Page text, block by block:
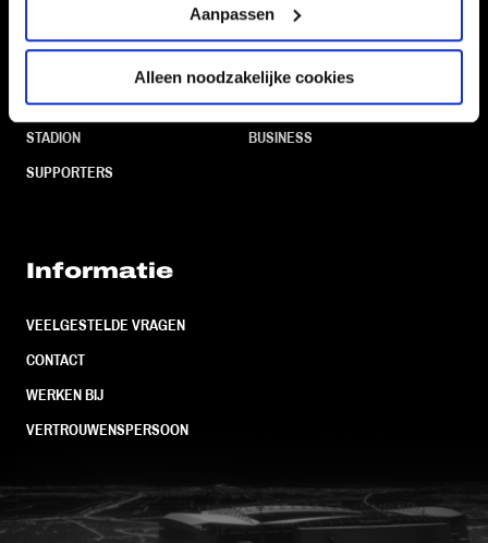
Aanpassen
Alleen noodzakelijke cookies
Navigeer naar
TEAMS
STADION
SUPPORTERS
FOUNDATION
KAARTVERKOOP
BUSINESS
Informatie
VEELGESTELDE VRAGEN
CONTACT
WERKEN BIJ
VERTROUWENSPERSOON
FC Utrecht<br>vanuit<br>het